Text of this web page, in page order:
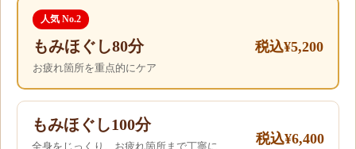
人気 No.2
もみほぐし80分
お疲れ箇所を重点的にケア
税込¥5,200
もみほぐし100分
全身をじっくり、お疲れ箇所まで丁寧に 税込¥6,400